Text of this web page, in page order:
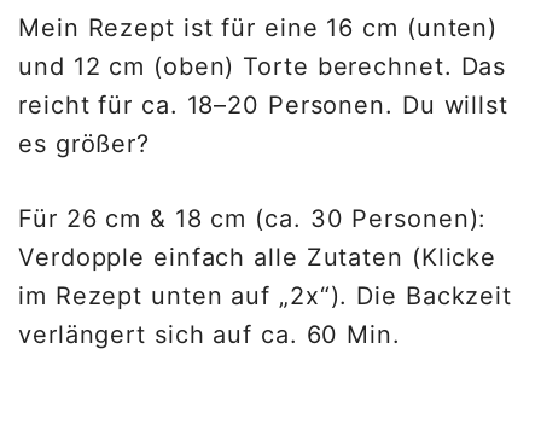
Mein Rezept ist für eine 16 cm (unten)
und 12 cm (oben) Torte berechnet. Das
reicht für ca. 18–20 Personen. Du willst
es größer?
Für 26 cm & 18 cm (ca. 30 Personen):
Verdopple einfach alle Zutaten (Klicke
im Rezept unten auf „2x“). Die Backzeit
verlängert sich auf ca. 60 Min.